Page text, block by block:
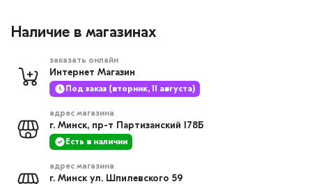
Наличие в магазинах
заказать онлайн
Интернет Магазин
Под заказ (вторник, 11 августа)
адрес магазина
г. Минск, пр-т Партизанский 178Б
Есть в наличии
адрес магазина
г. Минск ул. Шпилевского 59